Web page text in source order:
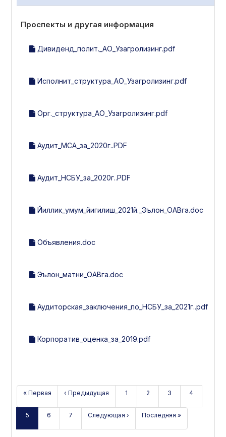
Проспекты и другая информация
Дивиденд_полит._АО_Узагролизинг.pdf
Исполнит_структура_АО_Узагролизинг.pdf
Орг._структура_АО_Узагролизинг.pdf
Аудит_МСА_за_2020г..PDF
Аудит_НСБУ_за_2020г..PDF
Йиллик_умум_йигилиш_2021й._Эълон_ОАВга.doc
Объявления.doc
Эълон_матни_ОАВга.doc
Аудиторская_заключения_по_НСБУ_за_2021г..pdf
Корпоратив_оценка_за_2019.pdf
« Первая ‹ Предыдущая 1 2 3 4
5 6 7 Следующая › Последняя »